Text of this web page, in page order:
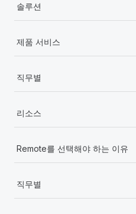
솔루션
제품 서비스
직무별
리소스
Remote를 선택해야 하는 이유
직무별